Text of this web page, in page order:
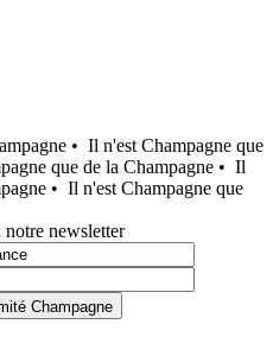
• Il n'est Champagne que
que de la Champagne • Il
• Il n'est Champagne que
newsletter
Champagne